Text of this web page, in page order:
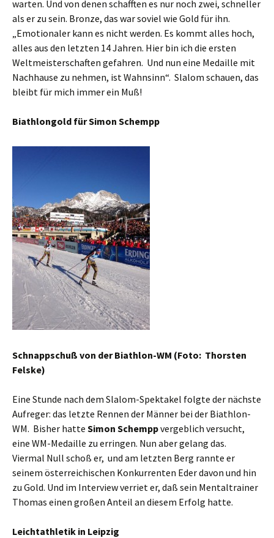
warten. Und von denen schafften es nur noch zwei, schneller
als er zu sein. Bronze, das war soviel wie Gold für ihn.
„Emotionaler kann es nicht werden. Es kommt alles hoch,
alles aus den letzten 14 Jahren. Hier bin ich die ersten
Weltmeisterschaften gefahren. Und nun eine Medaille mit
Nachhause zu nehmen, ist Wahnsinn“. Slalom schauen, das
bleibt für mich immer ein Muß!
Biathlongold für Simon Schempp
Schnappschuß von der Biathlon-WM (Foto: Thorsten
Felske)
Eine Stunde nach dem Slalom-Spektakel folgte der nächste
Aufreger: das letzte Rennen der Männer bei der Biathlon-
WM. Bisher hatte Simon Schemppvergeblich versucht,
eine WM-Medaille zu erringen. Nun aber gelang das.
Viermal Null schoß er, und am letzten Berg rannte er
seinem österreichischen Konkurrenten Eder davon und hin
zu Gold. Und im Interview verriet er, daß sein Mentaltrainer
Thomas einen großen Anteil an diesem Erfolg hatte.
Leichtathletik in Leipzig